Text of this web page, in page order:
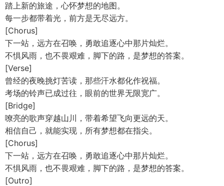
踏上新的旅途，心怀梦想的地图。
每一步都带着光，前方是无尽远方。
[Chorus]
下一站，远方在召唤，勇敢追逐心中那片灿烂。
不惧风雨，也不畏艰难，脚下的路，是梦想的答案。
[Verse]
曾经的夜晚挑灯苦读，那些汗水都化作祝福。
考场的铃声已成过往，眼前的世界无限宽广。
[Bridge]
嘹亮的歌声穿越山川，带着希望飞向更远的天。
相信自己，就能实现，所有梦想都在指尖。
[Chorus]
下一站，远方在召唤，勇敢追逐心中那片灿烂。
不惧风雨，也不畏艰难，脚下的路，是梦想的答案。
[Outro]